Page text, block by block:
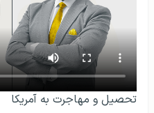
تحصیل و مهاجرت به آمریکا